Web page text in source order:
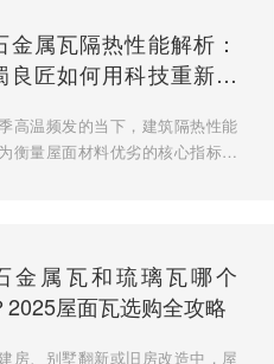
金属瓦隔热性能解析：
良匠如何用科技重新定
高温频发的当下，建筑隔热性能
衡量屋面材料优劣的核心指标。
金属瓦和琉璃瓦哪个
2025屋面瓦选购全攻略
房、别墅翻新或旧房改造中，屋